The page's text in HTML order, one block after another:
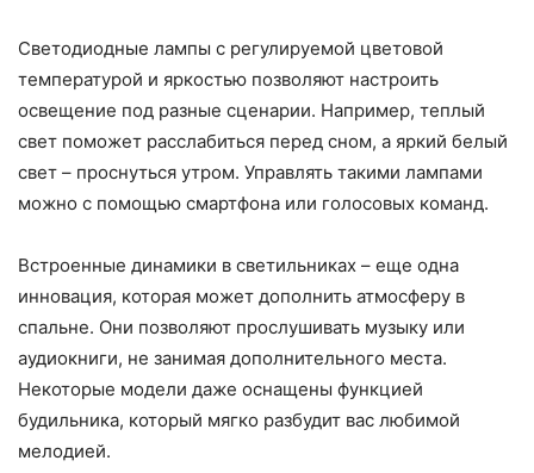
Светодиодные лампы с регулируемой цветовой
температурой и яркостью позволяют настроить
освещение под разные сценарии. Например, теплый
свет поможет расслабиться перед сном, а яркий белый
свет – проснуться утром. Управлять такими лампами
можно с помощью смартфона или голосовых команд.
Встроенные динамики в светильниках – еще одна
инновация, которая может дополнить атмосферу в
спальне. Они позволяют прослушивать музыку или
аудиокниги, не занимая дополнительного места.
Некоторые модели даже оснащены функцией
будильника, который мягко разбудит вас любимой
мелодией.